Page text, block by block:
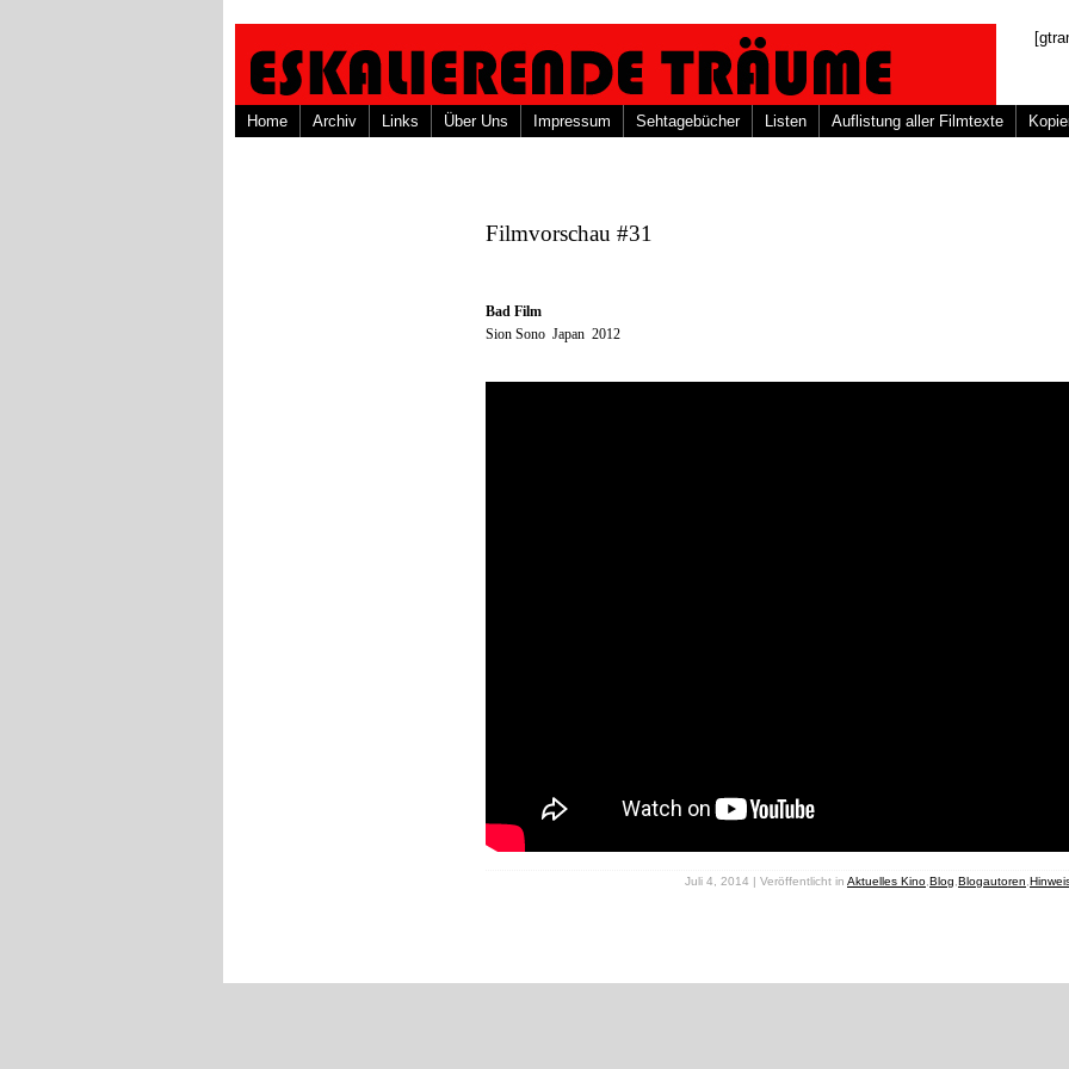
Home Archiv Links Über Uns Impressum Sehtagebücher Listen Auflistung aller Filmtexte
Filmvorschau #31
Bad Film
Sion Sono Japan 2012
Juli 4, 2014 | Veröffentlicht in Aktuelles Kino Blog Blogautoren